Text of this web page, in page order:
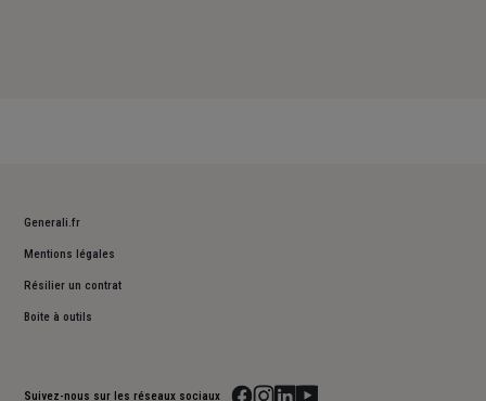
Generali.fr
Mentions légales
Résilier un contrat
Boite à outils
Suivez-nous sur les réseaux sociaux